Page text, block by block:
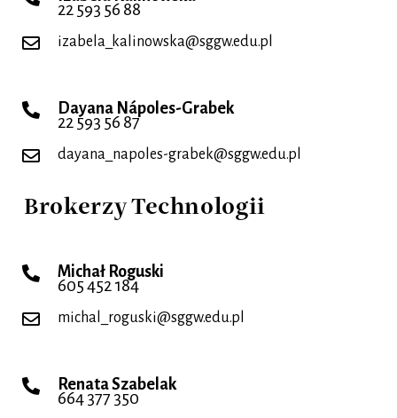
22 593 56 88
izabela_kalinowska@sggw.edu.pl
Dayana Nápoles-Grabek
22 593 56 87
dayana_napoles-grabek@sggw.edu.pl
Brokerzy Technologii
Michał Roguski
605 452 184
michal_roguski@sggw.edu.pl
Renata Szabelak
664 377 350